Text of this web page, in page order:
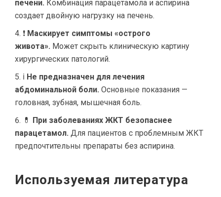
печени. Комбинация парацетамола и аспирина
создает двойную нагрузку на печень.
❗ Маскирует симптомы «острого
живота». Может скрыть клиническую картину
хирургических патологий.
ℹ️ Не предназначен для лечения
абдоминальной боли. Основные показания —
головная, зубная, мышечная боль.
💊 При заболеваниях ЖКТ безопаснее
парацетамол. Для пациентов с проблемным ЖКТ
предпочтительны препараты без аспирина.
Используемая литература